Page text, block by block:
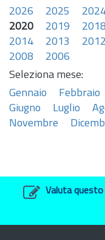
2026
2025
2020
2019 2018
2014
2013 2012
2008
2006
Seleziona mese:
Gennaio
Febbraio
Giugno
Luglio
Novembre
Valuta